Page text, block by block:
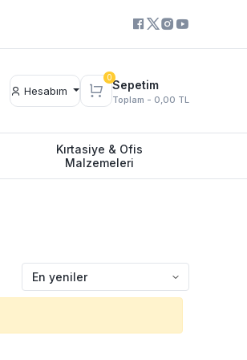
Hesabım
0
Sepetim
Toplam - 0,00 TL
Kırtasiye & Ofis
Malzemeleri